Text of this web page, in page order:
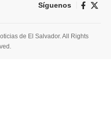
Síguenos
de El Salvador. All Rights